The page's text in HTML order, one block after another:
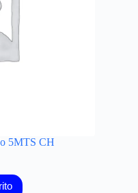
5MTS CH